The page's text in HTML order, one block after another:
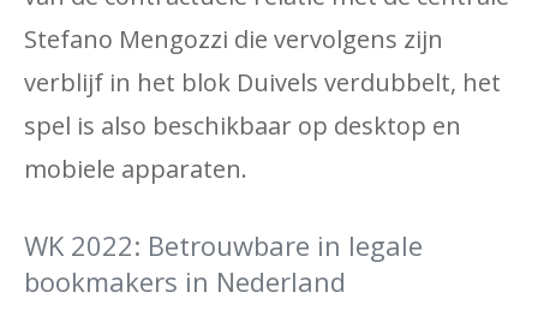
Stefano Mengozzi die vervolgens zijn
verblijf in het blok Duivels verdubbelt, het
spel is also beschikbaar op desktop en
mobiele apparaten.
WK 2022: Betrouwbare in legale
bookmakers in Nederland